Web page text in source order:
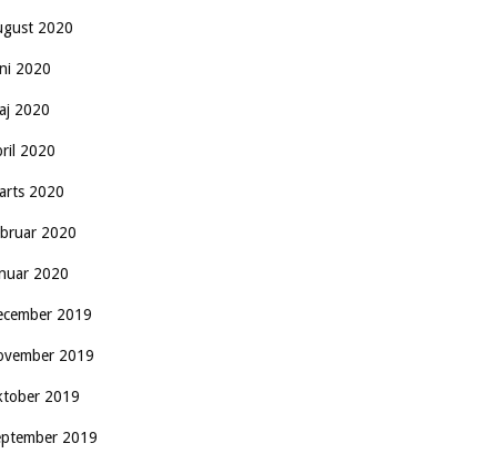
2020
2020
2020
2020
2020
2020
2020
2019
2019
2019
2019